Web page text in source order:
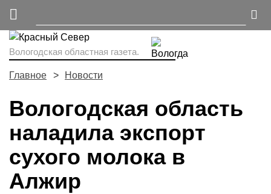
Вологодская областная газета.
Главное Новости
Вологодская область
наладила экспорт
сухого молока в
Алжир